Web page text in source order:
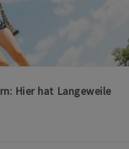
Hier hat Langeweile